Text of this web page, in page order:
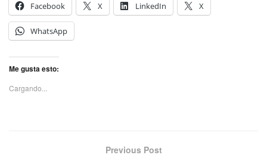
Facebook
X LinkedIn X
WhatsApp
Me gusta esto:
Cargando...
Previous Post